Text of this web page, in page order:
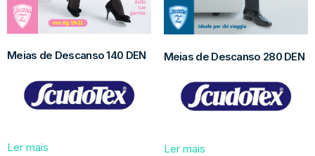
Meias de Descanso 140 DEN
Ler mais
Meias de Descanso 280 DEN
Ler mais